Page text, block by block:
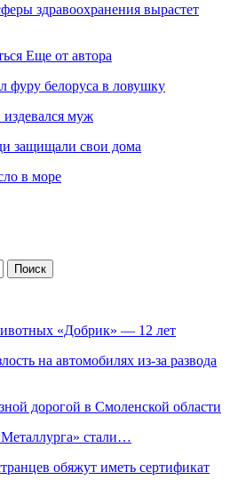
здравоохранения вырастет
Еще от автора
фуру белоруса в ловушку
муж
защищали свои дома
в море
«Добрик» — 12 лет
на автомобилях из-за развода
дорогой в Смоленской области
стали…
обяжут иметь сертификат